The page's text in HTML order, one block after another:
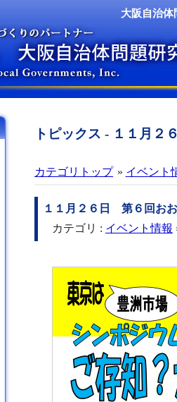
大阪自治体
トピックス - １１月
カテゴリトップ » イベント
１１月２６日 第６回お
カテゴリ : イベント情報